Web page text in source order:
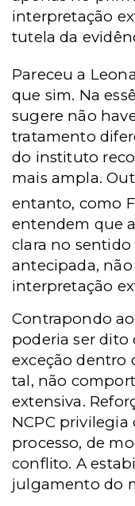
interpretação
tutela da
Pareceu a
que sim. Na
sugere não
tratamento
do instituto
mais ampla.
entanto, como
entendem que
clara no
antecipada,
interpretação
Contrapondo
poderia ser dito
exceção dentro
tal, não
extensiva.
NCPC
processo, de
conflito. A
julgamento do